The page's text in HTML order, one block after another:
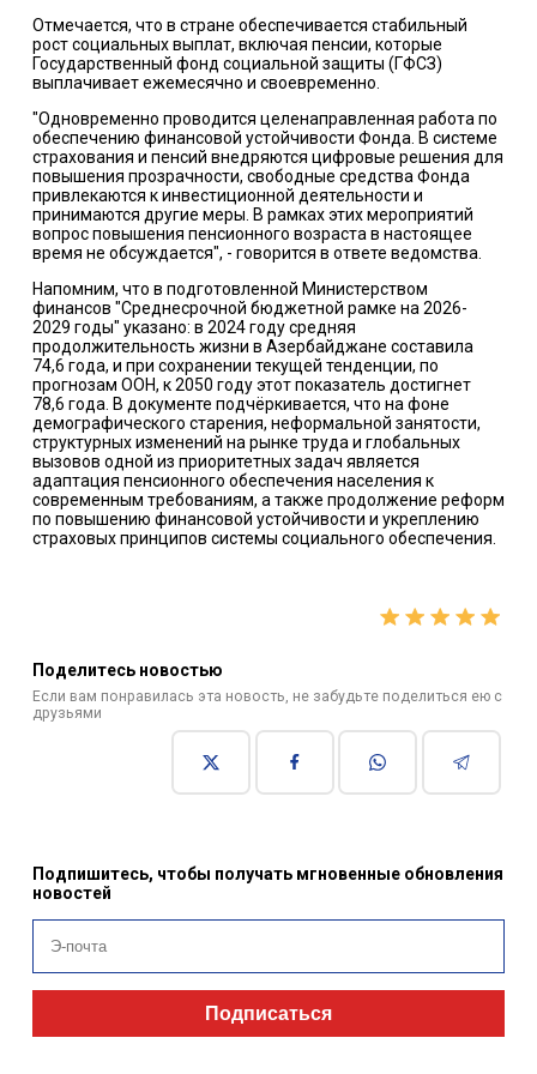
Отмечается, что в стране обеспечивается стабильный
рост социальных выплат, включая пенсии, которые
Государственный фонд социальной защиты (ГФСЗ)
выплачивает ежемесячно и своевременно.
"Одновременно проводится целенаправленная работа по
обеспечению финансовой устойчивости Фонда. В системе
страхования и пенсий внедряются цифровые решения для
повышения прозрачности, свободные средства Фонда
привлекаются к инвестиционной деятельности и
принимаются другие меры. В рамках этих мероприятий
вопрос повышения пенсионного возраста в настоящее
время не обсуждается", - говорится в ответе ведомства.
Напомним, что в подготовленной Министерством
финансов "Среднесрочной бюджетной рамке на 2026-
2029 годы" указано: в 2024 году средняя
продолжительность жизни в Азербайджане составила
74,6 года, и при сохранении текущей тенденции, по
прогнозам ООН, к 2050 году этот показатель достигнет
78,6 года. В документе подчёркивается, что на фоне
демографического старения, неформальной занятости,
структурных изменений на рынке труда и глобальных
вызовов одной из приоритетных задач является
адаптация пенсионного обеспечения населения к
современным требованиям, а также продолжение реформ
по повышению финансовой устойчивости и укреплению
страховых принципов системы социального обеспечения.
Поделитесь новостью
Если вам понравилась эта новость, не забудьте поделиться ею с
друзьями
Подпишитесь, чтобы получать мгновенные обновления
новостей
Подписаться